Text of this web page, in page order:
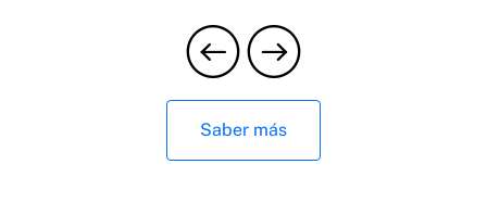
Saber más